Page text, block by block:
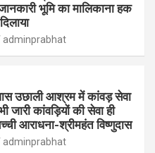
भूमि का मालिकाना हक
adminprabhat
उछाली आश्रम में कांवड़ सेवा
जारी कांवड़ियों की सेवा ही
आराधना-श्रीमहंत विष्णुदास
adminprabhat